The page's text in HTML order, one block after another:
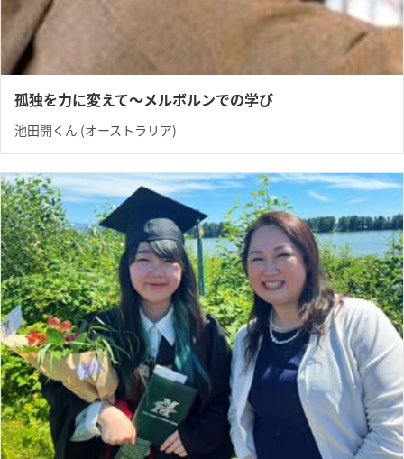
孤独を力に変えて〜メルボルンでの学び
池田開くん (オーストラリア)